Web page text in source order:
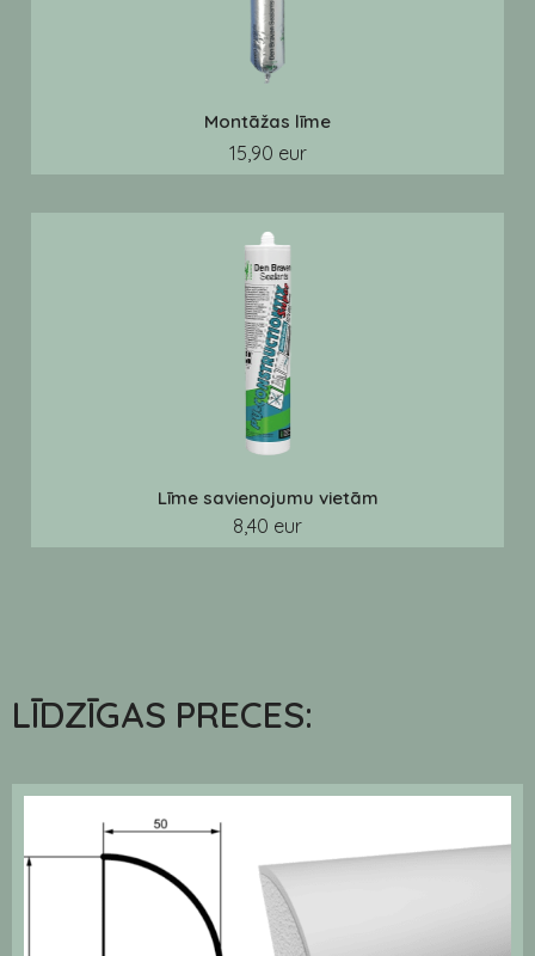
Montāžas līme
15,90 eur
Līme savienojumu vietām
8,40 eur
LĪDZĪGAS PRECES: